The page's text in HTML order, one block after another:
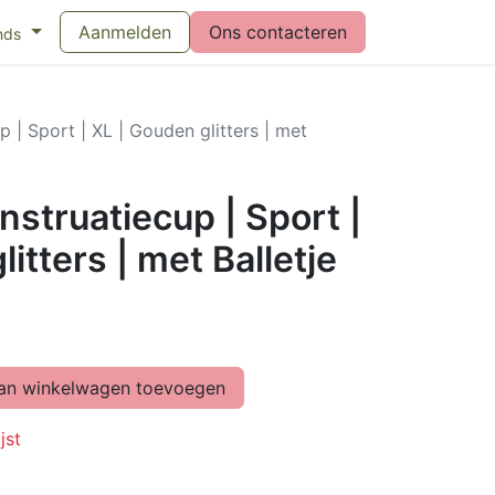
maandverband Vragen over menstruatiecups
Aanmelden Ons contacteren
| Sport | XL | Gouden glitters | met
| Sport |
| met Balletje
winkelwagen toevoegen